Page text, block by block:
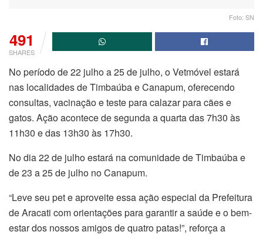
Foto: SN
491
SHARES
No período de 22 julho a 25 de julho, o Vetmóvel estará
nas localidades de Timbaúba e Canapum, oferecendo
consultas, vacinação e teste para calazar para cães e
gatos. Ação acontece de segunda a quarta das 7h30 às
11h30 e das 13h30 às 17h30.
No dia 22 de julho estará na comunidade de Timbaúba e
de 23 a 25 de julho no Canapum.
“Leve seu pet e aproveite essa ação especial da Prefeitura
de Aracati com orientações para garantir a saúde e o bem-
estar dos nossos amigos de quatro patas!”, reforça a